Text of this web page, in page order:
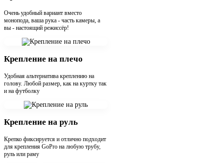
Очень удобный вариант вместо
монопода, ваша рука - часть камеры, а
вы - настоящий режиссёр!
Крепление на плечо
Удобная альтернатива креплению на
голову. Любой размер, как на куртку так
и на футболку
Крепление на руль
Крепко фиксируется и отлично подходит
для крепления GoPro на любую трубу,
руль или раму